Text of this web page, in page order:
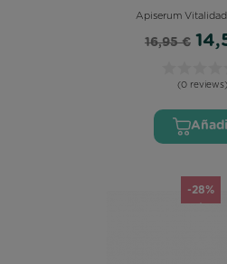
Apiserum Vitalidad
16,95 €
(0 reviews)
-28%